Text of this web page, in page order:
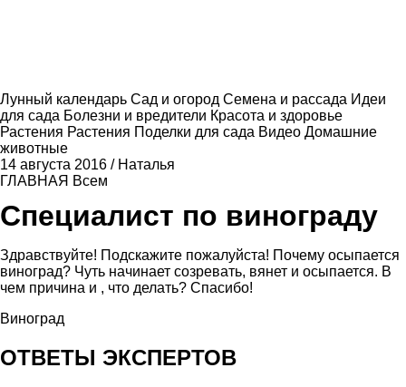
Лунный календарь Сад и огород Семена и рассада Идеи
для сада Болезни и вредители Красота и здоровье
Растения Растения Поделки для сада Видео Домашние
животные
14 августа 2016 / Наталья
ГЛАВНАЯ Всем
Специалист по винограду
Здравствуйте! Подскажите пожалуйста! Почему осыпается
виноград? Чуть начинает созревать, вянет и осыпается. В
чем причина и , что делать? Спасибо!
Виноград
ОТВЕТЫ ЭКСПЕРТОВ